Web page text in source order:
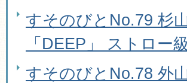
すそのびとNo.79 杉
「DEEP」 ストロー
すそのびとNo.78 外